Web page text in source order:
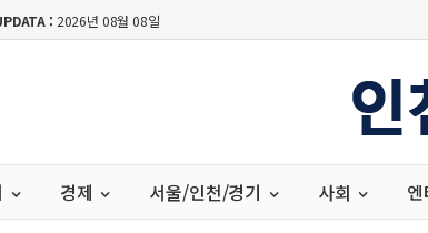
: 2026년 08월 08일
경제 서울/인천/경기 사회